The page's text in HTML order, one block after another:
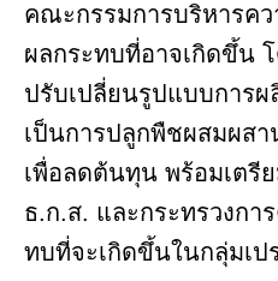
คณะกรรมการบริหารคว
ผลกระทบที่อาจเกิดขึ้น
ปรับเปลี่ยนรูปแบบการผ
เป็นการปลูกพืชผสมผส
เพื่อลดต้นทุน พร้อมเตรี
ธ.ก.ส. และกระทรวงกา
ทบที่จะเกิดขึ้นในกลุ่มเป